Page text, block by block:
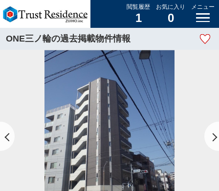
閲覧履歴
1
お気に入り
0
メニュー
ONE三ノ輪の過去掲載物件情報